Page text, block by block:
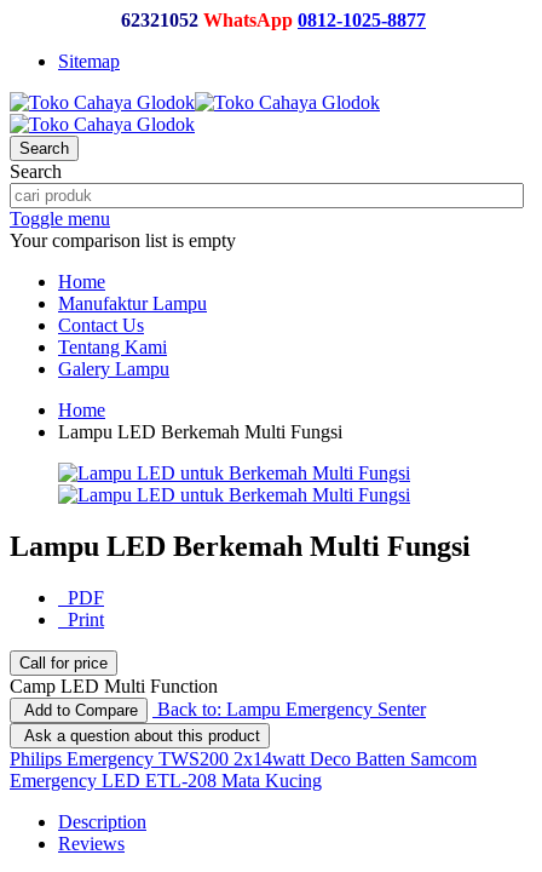
62321052 WhatsApp 0812-1025-8877
Sitemap
Search
Search
Toggle menu
Your comparison list is empty
Home
Manufaktur Lampu
Contact Us
Tentang Kami
Galery Lampu
Home
Lampu LED Berkemah Multi Fungsi
Lampu LED Berkemah Multi Fungsi
PDF
Print
Call for price
Camp LED Multi Function
Add to Compare Back to: Lampu Emergency Senter
Ask a question about this product
Philips Emergency TWS200 2x14watt Deco Batten Samcom
Emergency LED ETL-208 Mata Kucing
Description
Reviews